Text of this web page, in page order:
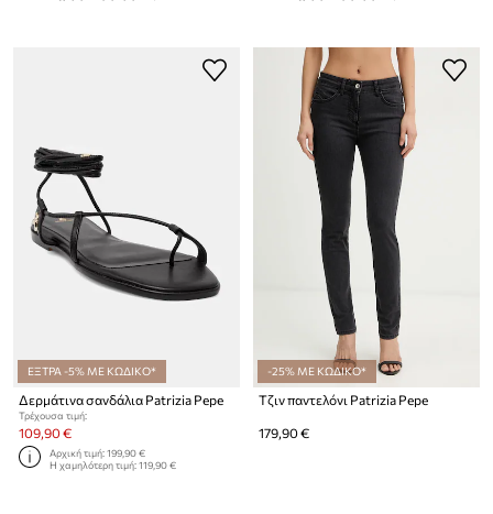
ΕΞΤΡΑ -5% ΜΕ ΚΩΔΙΚΟ*
Δερμάτινα σανδάλια Patrizia Pepe
Τρέχουσα τιμή:
109,90 €
Αρχική τιμή:199,90 €
Η χαμηλότερη τιμή:119,90 €
-25% ΜΕ ΚΩΔΙΚΟ*
Τζιν παντελόνι Patrizia Pepe
179,90 €